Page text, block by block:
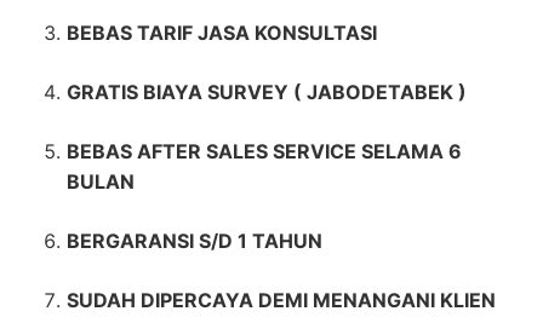
BEBAS TARIF JASA KONSULTASI
GRATIS BIAYA SURVEY ( JABODETABEK )
BEBAS AFTER SALES SERVICE SELAMA 6
BULAN
BERGARANSI S/D 1 TAHUN
SUDAH DIPERCAYA DEMI MENANGANI KLIEN